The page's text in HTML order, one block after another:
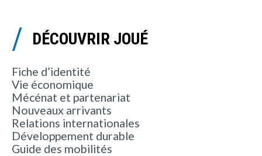
DÉCOUVRIR JOUÉ
Fiche d’identité
Vie économique
Mécénat et partenariat
Nouveaux arrivants
Relations internationales
Développement durable
Guide des mobilités